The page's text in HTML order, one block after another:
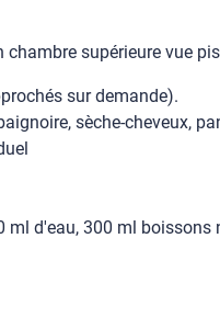
supérieure vue
sur demande).
sèche-cheveux,
ml d'eau, 300 ml